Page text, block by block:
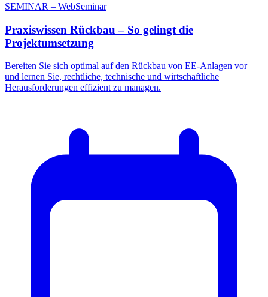
SEMINAR – WebSeminar
Praxiswissen Rückbau – So gelingt die
Projektumsetzung
Bereiten Sie sich optimal auf den Rückbau von EE-Anlagen vor
und lernen Sie, rechtliche, technische und wirtschaftliche
Herausforderungen effizient zu managen.